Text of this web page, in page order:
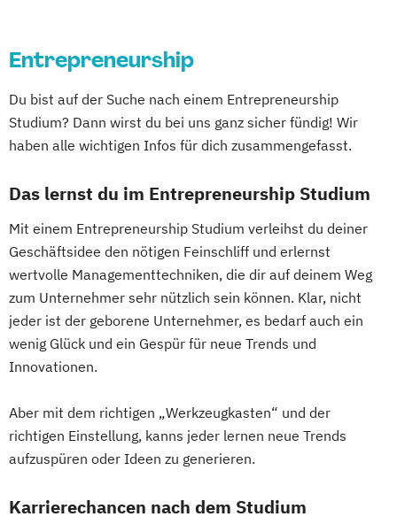
Gesundheitsmanagement
Global Management und Communication
Heilpädagogik
Informatik
International Business Communication
Kindheitspädagogik
Künstliche Intelligenz
Logistikmanagement Marketing
Maschinenbau Mechatronik
Mechatronik - Robotik und Automatisierung
Medical Leadership
Management
Online Marketing Online-Marketing
Personalmanagement
Projektmanagement
Psychologie
Entrepreneurship
Du bist auf der Suche nach einem Entrepreneurship
Studium? Dann wirst du bei uns ganz sicher fündig! Wir
haben alle wichtigen Infos für dich zusammengefasst.
Das lernst du im Entrepreneurship Studium
Mit einem Entrepreneurship Studium verleihst du deiner
Geschäftsidee den nötigen Feinschliff und erlernst
wertvolle Managementtechniken, die dir auf deinem Weg
zum Unternehmer sehr nützlich sein können. Klar, nicht
jeder ist der geborene Unternehmer, es bedarf auch ein
wenig Glück und ein Gespür für neue Trends und
Innovationen.
Aber mit dem richtigen „Werkzeugkasten“ und der
richtigen Einstellung, kanns jeder lernen neue Trends
aufzuspüren oder Ideen zu generieren.
Karrierechancen nach dem Studium